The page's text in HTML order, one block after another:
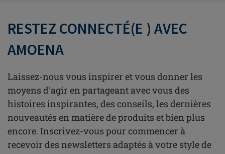
RESTEZ CONNECTÉ(E ) AVEC
AMOENA
Laissez-nous vous inspirer et vous donner les
moyens d'agir en partageant avec vous des
histoires inspirantes, des conseils, les dernières
nouveautés en matière de produits et bien plus
encore. Inscrivez-vous pour commencer à
recevoir des newsletters adaptés à votre style de